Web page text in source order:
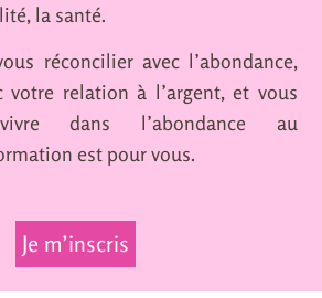
la santé.
réconcilier avec l’abondance,
votre relation à l’argent, et vous
dans l’abondance au
est pour vous.
Je m’inscris